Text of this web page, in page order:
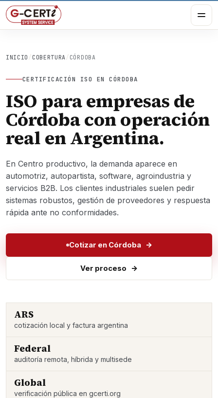
INICIO / COBERTURA / CÓRDOBA
CERTIFICACIÓN ISO EN CÓRDOBA
ISO para empresas de
Córdoba con operación
real en Argentina.
En Centro productivo, la demanda aparece en
automotriz, autopartista, software, agroindustria y
servicios B2B. Los clientes industriales suelen pedir
sistemas robustos, gestión de proveedores y respuesta
rápida ante no conformidades.
Cotizar en Córdoba
Ver proceso
ARS
cotización local y factura argentina
Federal
auditoría remota, híbrida y multisede
Global
verificación pública en gcerti.org